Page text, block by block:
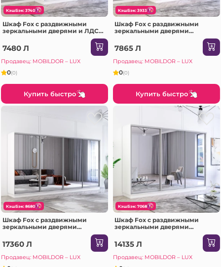
КэшБэк: 3740
Шкаф Fox с раздвижными
зеркальными дверями и ЛДСП
7480 Л
Продавец: MOBILDOR – LUX
0(0)
Купить быстро
КэшБэк: 3933
Шкаф Fox с раздвижными
зеркальными дверями
7865 Л
Продавец: MOBILDOR – LUX
0(0)
Купить быстро
КэшБэк: 8680
Шкаф Fox с раздвижными
зеркальными дверями
17360 Л
Продавец: MOBILDOR – LUX
КэшБэк: 7068
Шкаф Fox с раздвижными
зеркальными дверями
14135 Л
Продавец: MOBILDOR – LUX